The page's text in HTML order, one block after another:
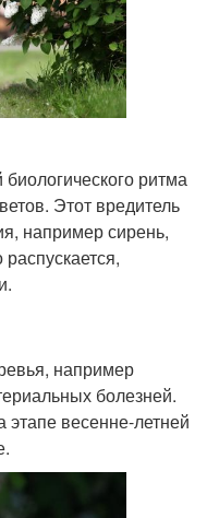
ритма
Этот вредитель
например сирень,
например
болезней.
весенне-летней